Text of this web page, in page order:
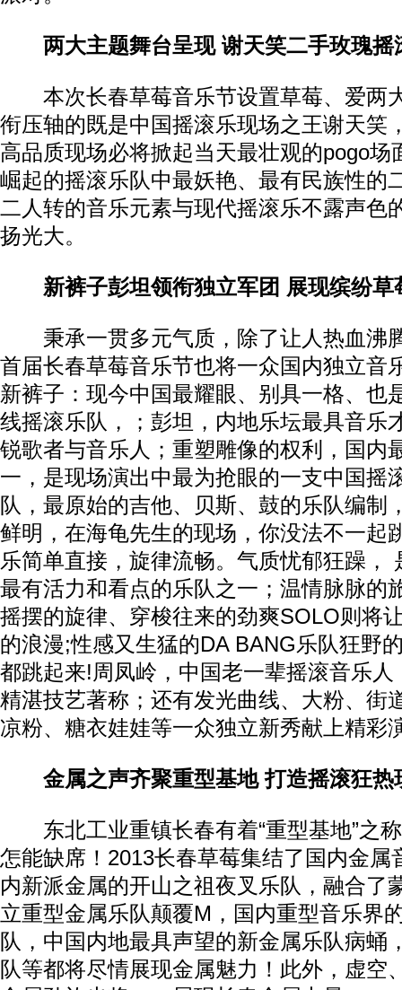
两大主题舞台呈现 谢天笑二手玫瑰摇
本次长春草莓音乐节设置草莓、爱两
衔压轴的既是中国摇滚乐现场之王谢天笑
高品质现场必将掀起当天最壮观的pogo场
崛起的摇滚乐队中最妖艳、最有民族性的
二人转的音乐元素与现代摇滚乐不露声色
扬光大。
新裤子彭坦领衔独立军团 展现缤纷草
秉承一贯多元气质，除了让人热血沸
首届长春草莓音乐节也将一众国内独立音
新裤子：现今中国最耀眼、别具一格、也
线摇滚乐队，；彭坦，内地乐坛最具音乐
锐歌者与音乐人；重塑雕像的权利，国内
一，是现场演出中最为抢眼的一支中国摇
队，最原始的吉他、贝斯、鼓的乐队编制
鲜明，在海龟先生的现场，你没法不一起
乐简单直接，旋律流畅。气质忧郁狂躁，
最有活力和看点的乐队之一；温情脉脉的
摇摆的旋律、穿梭往来的劲爽SOLO则将
的浪漫;性感又生猛的DA BANG乐队狂野
都跳起来!周凤岭，中国老一辈摇滚音乐人
精湛技艺著称；还有发光曲线、大粉、街
凉粉、糖衣娃娃等一众独立新秀献上精彩
金属之声齐聚重型基地 打造摇滚狂热
东北工业重镇长春有着“重型基地”之
怎能缺席！2013长春草莓集结了国内金属
内新派金属的开山之祖夜叉乐队，融合了
立重型金属乐队颠覆M，国内重型音乐界
队，中国内地最具声望的新金属乐队病蛹
队等都将尽情展现金属魅力！此外，虚空